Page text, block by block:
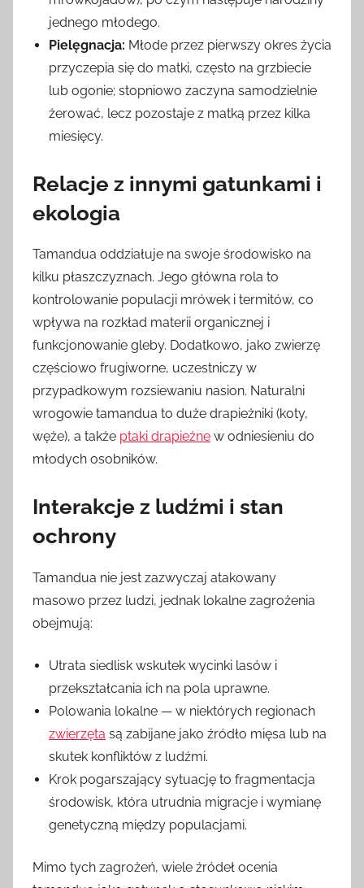
jednego młodego.
Pielęgnacja: Młode przez pierwszy okres życia
przyczepia się do matki, często na grzbiecie
lub ogonie; stopniowo zaczyna samodzielnie
żerować, lecz pozostaje z matką przez kilka
miesięcy.
Relacje z innymi gatunkami i
ekologia
Tamandua oddziałuje na swoje środowisko na
kilku płaszczyznach. Jego główna rola to
kontrolowanie populacji mrówek i termitów, co
wpływa na rozkład materii organicznej i
funkcjonowanie gleby. Dodatkowo, jako zwierzę
częściowo frugiworne, uczestniczy w
przypadkowym rozsiewaniu nasion. Naturalni
wrogowie tamandua to duże drapieżniki (koty,
węże), a także ptaki drapieżne w odniesieniu do
młodych osobników.
Interakcje z ludźmi i stan
ochrony
Tamandua nie jest zazwyczaj atakowany
masowo przez ludzi, jednak lokalne zagrożenia
obejmują:
Utrata siedlisk wskutek wycinki lasów i
przekształcania ich na pola uprawne.
Polowania lokalne — w niektórych regionach
zwierzęta są zabijane jako źródło mięsa lub na
skutek konfliktów z ludźmi.
Krok pogarszający sytuację to fragmentacja
środowisk, która utrudnia migracje i wymianę
genetyczną między populacjami.
Mimo tych zagrożeń, wiele źródeł ocenia